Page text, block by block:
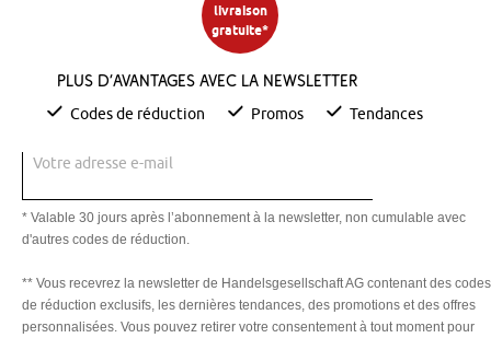
livraison
gratuite*
Plus d’avantages avec la newsletter
Codes de réduction Promos Tendances
Votre adresse e-mail
* Valable 30 jours après l’abonnement à la newsletter, non cumulable avec
d'autres codes de réduction.
** Vous recevrez la newsletter de Handelsgesellschaft AG contenant des codes
de réduction exclusifs, les dernières tendances, des promotions et des offres
personnalisées. Vous pouvez retirer votre consentement à tout moment pour